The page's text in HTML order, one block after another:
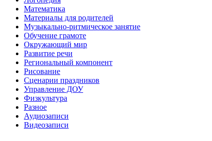
Математика
Материалы для родителей
Музыкально-ритмическое занятие
Обучение грамоте
Окружающий мир
Развитие речи
Региональный компонент
Рисование
Сценарии праздников
Управление ДОУ
Физкультура
Разное
Аудиозаписи
Видеозаписи